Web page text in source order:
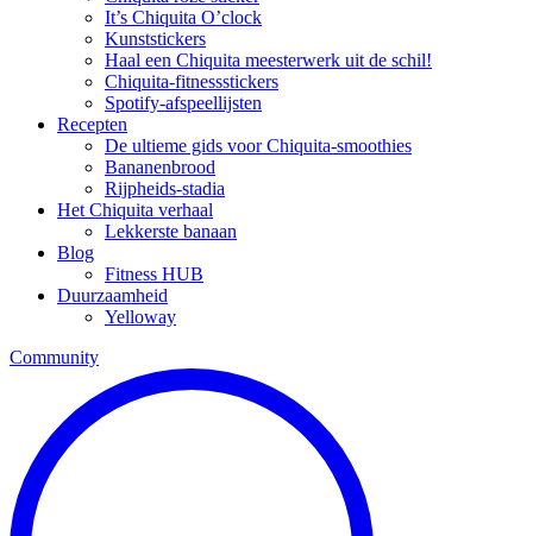
It’s Chiquita O’clock
Kunststickers
Haal een Chiquita meesterwerk uit de schil!
Chiquita-fitnessstickers
Spotify-afspeellijsten
Recepten
De ultieme gids voor Chiquita-smoothies
Bananenbrood
Rijpheids-stadia
Het Chiquita verhaal
Lekkerste banaan
Blog
Fitness HUB
Duurzaamheid
Yelloway
Community